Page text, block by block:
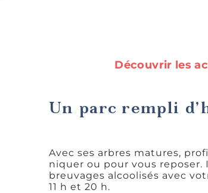
Découvrir les
Un parc rempli
Avec ses arbres matures,
niquer ou pour vous
breuvages alcoolisés avec
11 h et 20 h.